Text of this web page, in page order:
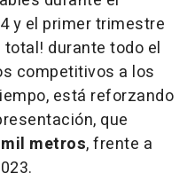
y el primer trimestre
total! durante todo el
competitivos a los
está reforzando
que
metros, frente a